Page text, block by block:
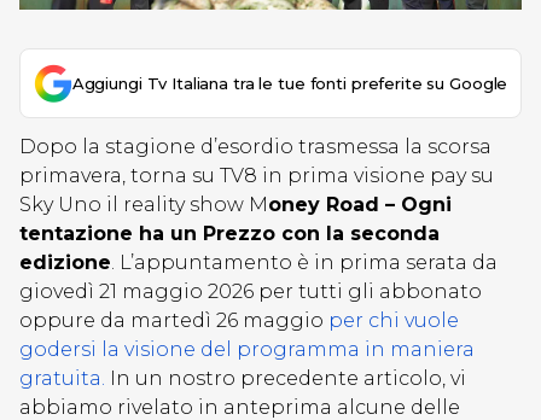
Aggiungi Tv Italiana tra le tue fonti preferite su Google
Dopo la stagione d’esordio trasmessa la scorsa
primavera, torna su TV8 in prima visione pay su
Sky Uno il reality show Money Road – Ogni
tentazione ha un Prezzo con la seconda
edizione. L’appuntamento è in prima serata da
giovedì 21 maggio 2026 per tutti gli abbonato
oppure da martedì 26 maggio per chi vuole
godersi la visione del programma in maniera
gratuita. In un nostro precedente articolo, vi
abbiamo rivelato in anteprima alcune delle